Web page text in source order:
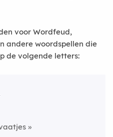
voor Wordfeud,
andere woordspellen die
de volgende letters: